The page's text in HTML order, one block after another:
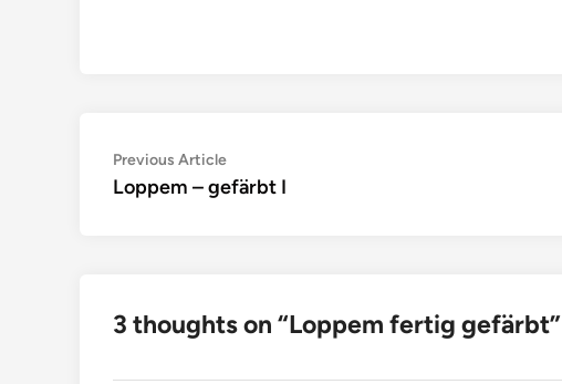
Beitragsnavigation
Previous ArticlePrevious
article:
Loppem – gefärbt I
3 thoughts on “Loppem fertig gefärbt”